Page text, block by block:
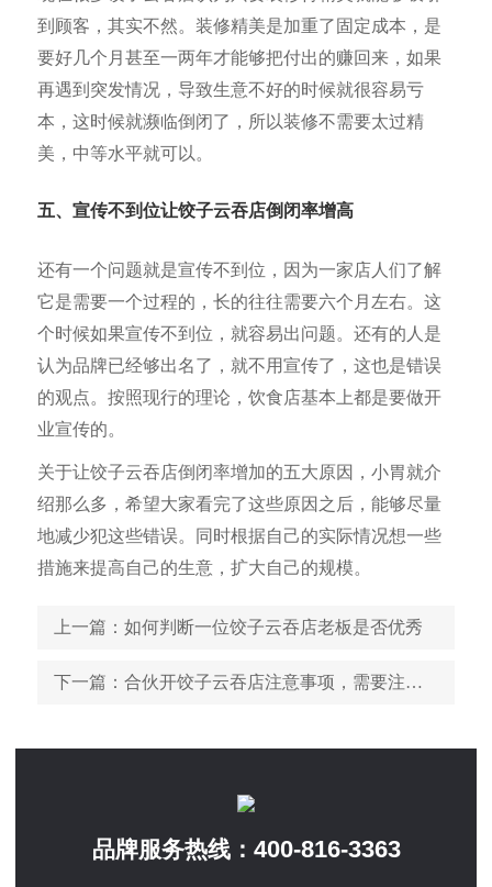
到顾客，其实不然。装修精美是加重了固定成本，是
要好几个月甚至一两年才能够把付出的赚回来，如果
再遇到突发情况，导致生意不好的时候就很容易亏
本，这时候就濒临倒闭了，所以装修不需要太过精
美，中等水平就可以。
五、宣传不到位让饺子云吞店倒闭率增高
还有一个问题就是宣传不到位，因为一家店人们了解
它是需要一个过程的，长的往往需要六个月左右。这
个时候如果宣传不到位，就容易出问题。还有的人是
认为品牌已经够出名了，就不用宣传了，这也是错误
的观点。按照现行的理论，饮食店基本上都是要做开
业宣传的。
关于让饺子云吞店倒闭率增加的五大原因，小胃就介
绍那么多，希望大家看完了这些原因之后，能够尽量
地减少犯这些错误。同时根据自己的实际情况想一些
措施来提高自己的生意，扩大自己的规模。
上一篇 ：如何判断一位饺子云吞店老板是否优秀
下一篇 ：合伙开饺子云吞店注意事项，需要注意的五大方面
品牌服务热线： 400-816-3363